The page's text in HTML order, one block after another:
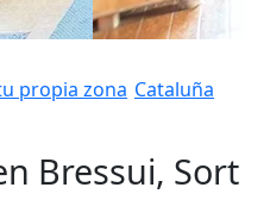
propia zona Cataluña
Bressui, Sort